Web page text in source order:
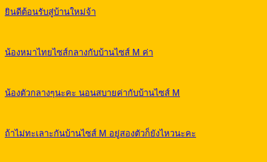
ยินดีต้อนรับสู่บ้านใหม่จ้า
น้องหมาไทยไซส์กลางกับบ้านไซส์ M ค่า
น้องตัวกลางๆนะคะ นอนสบายค่ากับบ้านไซส์ M
ถ้าไม่ทะเลาะกันบ้านไซส์ M อยู่สองตัวก็ยังไหวนะคะ